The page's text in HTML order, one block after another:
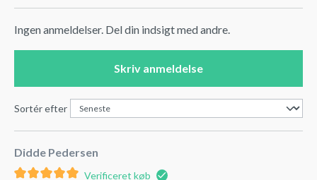
Ingen anmeldelser. Del din indsigt med andre.
Skriv anmeldelse
Sortér efter
Didde Pedersen
Verificeret køb